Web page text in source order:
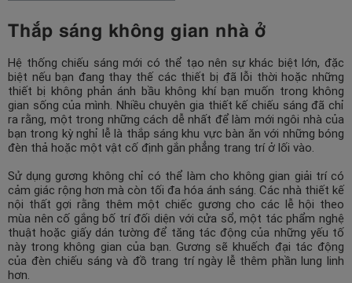
Thắp sáng không gian nhà ở
Hệ thống chiếu sáng mới có thể tạo nên sự khác biệt lớn, đặc
biệt nếu bạn đang thay thế các thiết bị đã lỗi thời hoặc những
thiết bị không phản ánh bầu không khí bạn muốn trong không
gian sống của mình. Nhiều chuyên gia thiết kế chiếu sáng đã chỉ
ra rằng, một trong những cách dễ nhất để làm mới ngôi nhà của
bạn trong kỳ nghỉ lễ là thắp sáng khu vực bàn ăn với những bóng
đèn thả hoặc một vật cố định gắn phẳng trang trí ở lối vào.
Sử dụng gương không chỉ có thể làm cho không gian giải trí có
cảm giác rộng hơn mà còn tối đa hóa ánh sáng. Các nhà thiết kế
nội thất gợi rằng thêm một chiếc gương cho các lễ hội theo
mùa nên cố gắng bố trí đối diện với cửa sổ, một tác phẩm nghệ
thuật hoặc giấy dán tường để tăng tác động của những yếu tố
này trong không gian của bạn. Gương sẽ khuếch đại tác động
của đèn chiếu sáng và đồ trang trí ngày lễ thêm phần lung linh
hơn.